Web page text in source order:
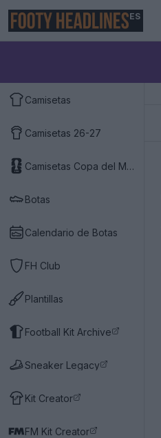
ES
Camisetas
Camisetas 26-27
Camisetas Copa del Mundo 2026
Botas
Calendario de Botas
FH Club
Plantillas
Football Kit Archive
Sneaker Legacy
Kit Creator
FM Kit Creator